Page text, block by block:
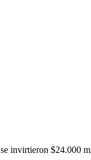
invirtieron $24.000